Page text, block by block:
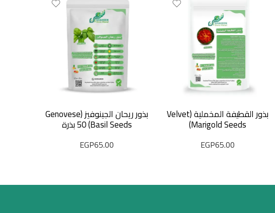
بذور القطيفة المخملية (Velvet
Marigold Seeds)
EGP65.00
بذور ريحان الجينوفيز (Genovese
Basil Seeds) 50 بذرة
EGP65.00